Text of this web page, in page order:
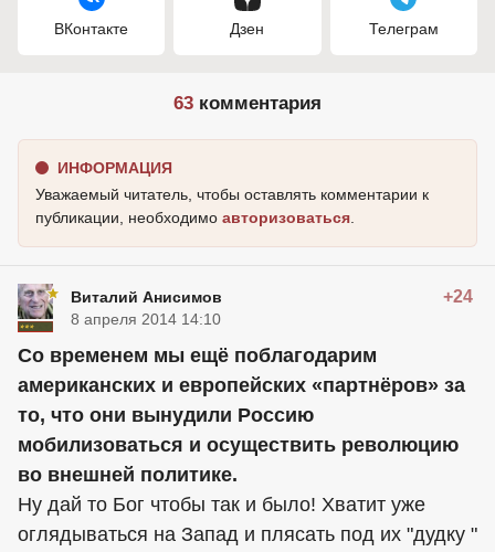
ВКонтакте Дзен Телеграм
63 комментария
ИНФОРМАЦИЯ
Уважаемый читатель, чтобы оставлять комментарии к
публикации, необходимо авторизоваться
Виталий Анисимов +24
8 апреля 2014 14:10
Cо временем мы ещё поблагодарим
американских и европейских «партнёров» за
то, что они вынудили Россию
мобилизоваться и осуществить революцию
во внешней политике.
Ну дай то Бог чтобы так и было! Хватит уже
оглядываться на Запад и плясать под их "дудку "